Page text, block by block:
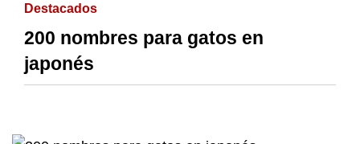
Destacados
200 nombres para gatos en
japonés